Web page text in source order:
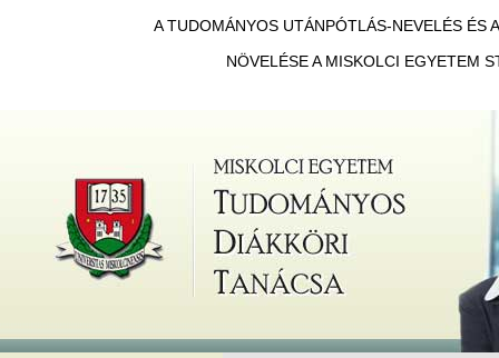
A TUDOMÁNYOS UTÁNPÓTLÁS-NEVELÉS ÉS
NÖVELÉSE A MISKOLCI EGYETEM